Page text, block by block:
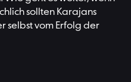
sollten Karajans
selbst vom Erfolg der